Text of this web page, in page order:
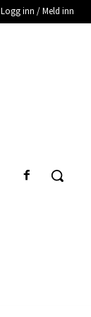
Logg inn / Meld inn